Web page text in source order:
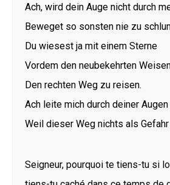
Ach, wird dein Auge nicht durch
Beweget so sonsten nie zu
Du wiesest ja mit einem Sterne
Vordem den neubekehrten
Den rechten Weg zu reisen.
Ach leite mich durch deiner
Weil dieser Weg nichts als
Seigneur, pourquoi te tiens-tu si